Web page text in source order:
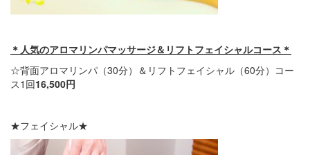
＊人気のアロマリンパマッサージ＆リフトフェイシャルコース＊
☆背面アロマリンパ（30分）＆リフトフェイシャル（60分）コー
ス1回16,500円
★フェイシャル★